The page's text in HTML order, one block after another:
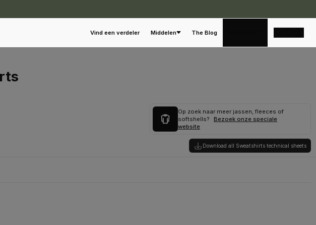
Vind een verdeler Middelen The Blog
Op zoek naar meer jassen, fleeces of
softshells?
Bezoek onze speciale
website
Download all Sweatshirts technical sheets